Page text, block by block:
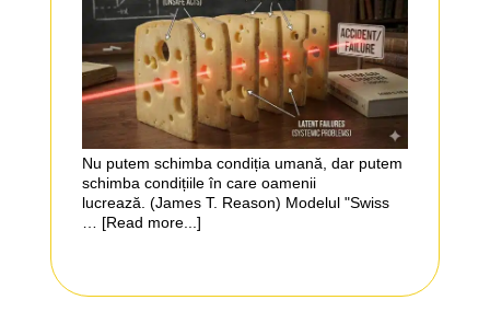
Nu putem schimba condiția umană, dar putem
schimba condițiile în care oamenii
lucrează. (James T. Reason) Modelul "Swiss
[Read more...]